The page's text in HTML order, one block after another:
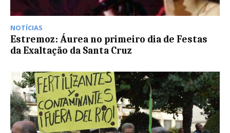
NOTÍCIAS
Estremoz: Áurea no primeiro dia de Festas
da Exaltação da Santa Cruz